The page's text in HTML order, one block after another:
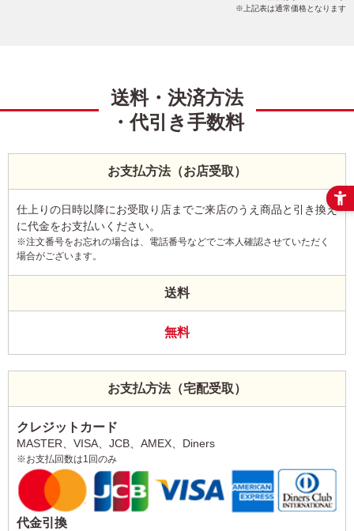
上記表は通常価格となります
送料・決済方法
・代引き手数料
お支払方法（お店受取）
仕上りの日時以降にお受取り店までご来店のうえ商品と引き換え
に代金をお支払いください。
※注文番号をお忘れの場合は、電話番号などでご本人確認させていただく
場合がございます。
送料
無料
お支払方法（宅配受取）
クレジットカード
MASTER、VISA、JCB、AMEX、Diners
※お支払回数は1回のみ
代金引換